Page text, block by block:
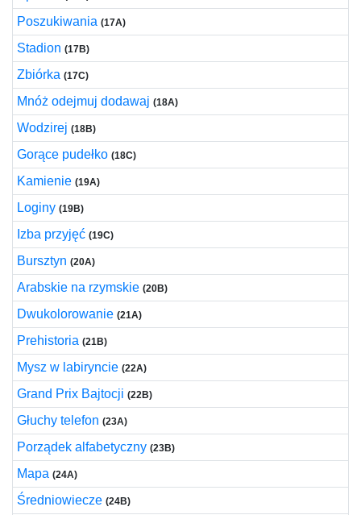
Poszukiwania (17A)
Stadion (17B)
Zbiórka (17C)
Mnóż odejmuj dodawaj (18A)
Wodzirej (18B)
Gorące pudełko (18C)
Kamienie (19A)
Loginy (19B)
Izba przyjęć (19C)
Bursztyn (20A)
Arabskie na rzymskie (20B)
Dwukolorowanie (21A)
Prehistoria (21B)
Mysz w labiryncie (22A)
Grand Prix Bajtocji (22B)
Głuchy telefon (23A)
Porządek alfabetyczny (23B)
Mapa (24A)
Średniowiecze (24B)